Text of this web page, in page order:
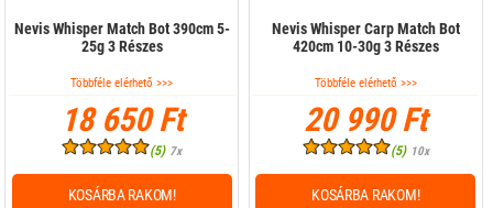
Nevis Whisper Match Bot 390cm 5-
25g 3 Részes
Többféle elérhető >>>
18 650 Ft
(5) 7x
KOSÁRBA RAKOM!
Nevis Whisper Carp Match Bot
420cm 10-30g 3 Részes
Többféle elérhető >>>
20 990 Ft
(5) 10x
KOSÁRBA RAKOM!